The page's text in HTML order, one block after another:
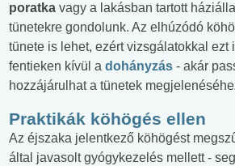
poratka vagy a lakásban tartott
tünetekre gondolunk. Az elhúzódó
tünete is lehet, ezért vizsgálatokkal ezt
fentieken kívül a dohányzás - akár
hozzájárulhat a tünetek
Praktikák köhögés ellen
Az éjszaka jelentkező köhögést
által javasolt gyógykezelés mellett -